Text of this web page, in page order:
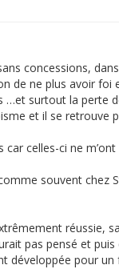
concessions,
de ne plus avoir
surtout la perte
et il se
celles-ci ne
souvent chez
pas pensé et
développée pour un